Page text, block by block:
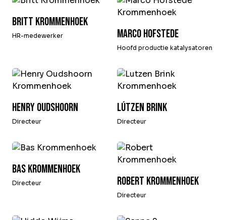
Britt Krommenhoek
HR-medewerker Marco Hofstede
Hoofd productie katalysatoren
Henry Oudshoorn
Directeur
Lútzen Brink
Directeur
Bas krommenhoek
Directeur Robert Krommenhoek
Directeur